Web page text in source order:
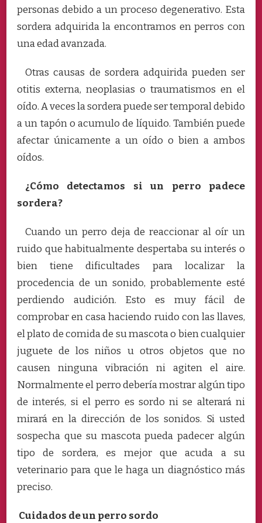
personas debido a un proceso degenerativo. Esta
sordera adquirida la encontramos en perros con
una edad avanzada.
Otras causas de sordera adquirida pueden ser
otitis externa, neoplasias o traumatismos en el
oído. A veces la sordera puede ser temporal debido
a un tapón o acumulo de líquido. También puede
afectar únicamente a un oído o bien a ambos
oídos.
¿Cómo detectamos si un perro padece
sordera?
Cuando un perro deja de reaccionar al oír un
ruido que habitualmente despertaba su interés o
bien tiene dificultades para localizar la
procedencia de un sonido, probablemente esté
perdiendo audición. Esto es muy fácil de
comprobar en casa haciendo ruido con las llaves,
el plato de comida de su mascota o bien cualquier
juguete de los niños u otros objetos que no
causen ninguna vibración ni agiten el aire.
Normalmente el perro debería mostrar algún tipo
de interés, si el perro es sordo ni se alterará ni
mirará en la dirección de los sonidos. Si usted
sospecha que su mascota pueda padecer algún
tipo de sordera, es mejor que acuda a su
veterinario para que le haga un diagnóstico más
preciso.
Cuidados de un perro sordo